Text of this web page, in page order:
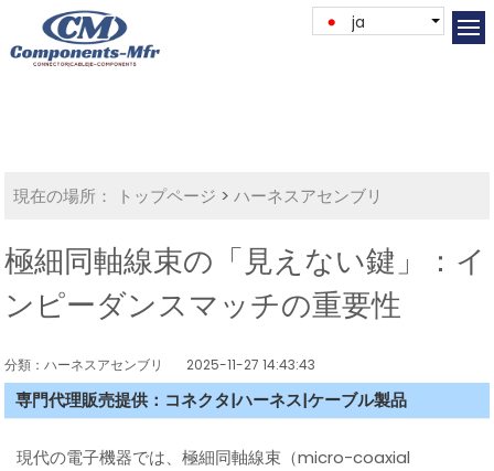
ja
現在の場所： トップページ >ハーネスアセンブリ
極細同軸線束の「見えない鍵」：イ
ンピーダンスマッチの重要性
分類：ハーネスアセンブリ 2025-11-27 14:43:43
専門代理販売提供：コネクタ|ハーネス|ケーブル製品
現代の電子機器では、極細同軸線束（micro-coaxial